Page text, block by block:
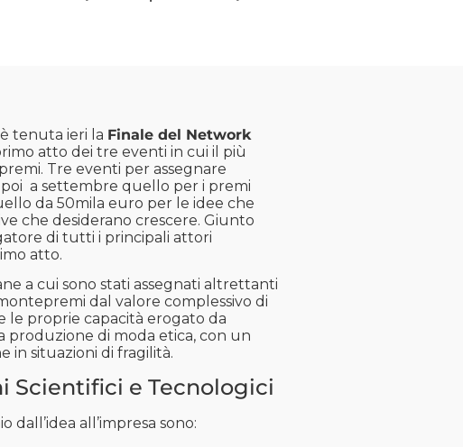
tenuta ieri la Finale del Network
atto dei tre eventi in cui il più
Tre eventi per assegnare
a settembre quello per i premi
da 50mila euro per le idee che
che desiderano crescere. Giunto
di tutti i principali attori
atto.
a cui sono stati assegnati altrettanti
dal valore complessivo di
le proprie capacità erogato da
produzione di moda etica, con un
in situazioni di fragilità.
Scientifici e Tecnologici
all’impresa sono: